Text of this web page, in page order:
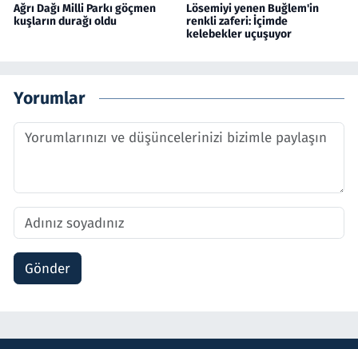
Ağrı Dağı Milli Parkı göçmen
kuşların durağı oldu
Lösemiyi yenen Buğlem'in
renkli zaferi: İçimde
kelebekler uçuşuyor
Yorumlar
Gönder